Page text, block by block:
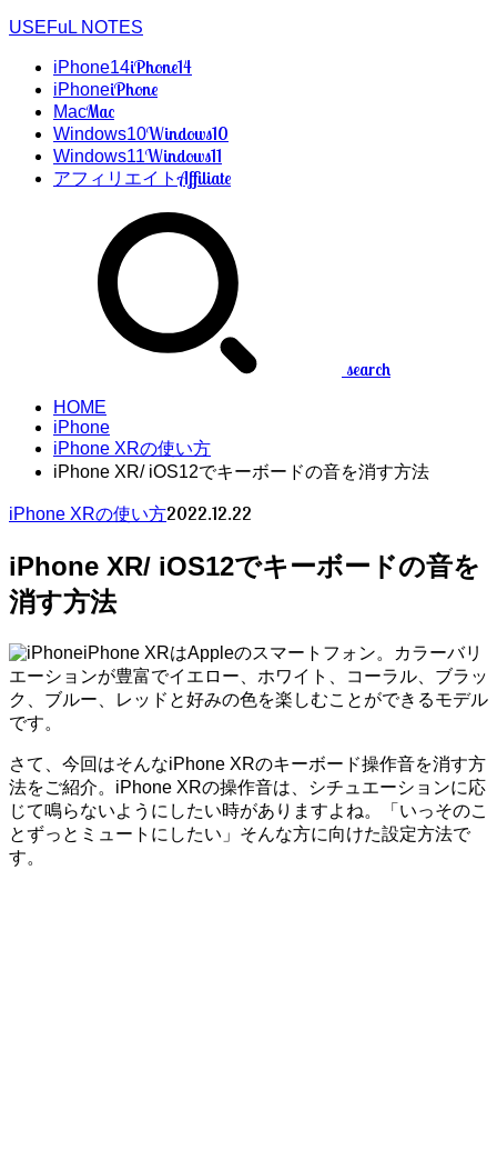
USEFuL NOTES
iPhone14iPhone14
iPhoneiPhone
MacMac
Windows10Windows10
Windows11Windows11
アフィリエイトAffiliate
search
HOME
iPhone
iPhone XRの使い方
iPhone XR/ iOS12でキーボードの音を消す方法
iPhone XRの使い方2022.12.22
iPhone XR/ iOS12でキーボードの音を
消す方法
iPhone XRはAppleのスマートフォン。カラーバリ
エーションが豊富でイエロー、ホワイト、コーラル、ブラッ
ク、ブルー、レッドと好みの色を楽しむことができるモデル
です。
さて、今回はそんなiPhone XRのキーボード操作音を消す方
法をご紹介。iPhone XRの操作音は、シチュエーションに応
じて鳴らないようにしたい時がありますよね。「いっそのこ
とずっとミュートにしたい」そんな方に向けた設定方法で
す。